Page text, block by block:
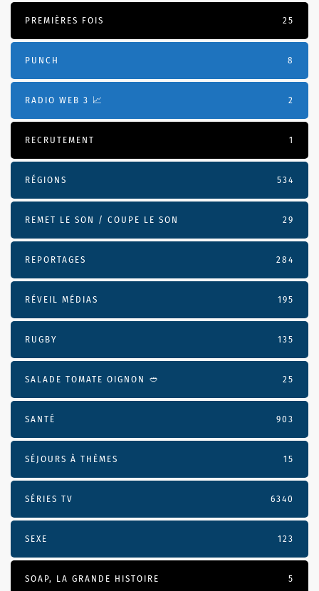
PREMIÈRES FOIS 25
PUNCH 8
RADIO WEB 3 📈 2
RECRUTEMENT 1
RÉGIONS 534
REMET LE SON / COUPE LE SON 29
REPORTAGES 284
RÉVEIL MÉDIAS 195
RUGBY 135
SALADE TOMATE OIGNON 🥙 25
SANTÉ 903
SÉJOURS À THÈMES 15
SÉRIES TV 6340
SEXE 123
SOAP, LA GRANDE HISTOIRE 5